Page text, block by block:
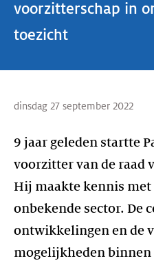
voorzitterschap in
toezicht
dinsdag 27 september 2022
9 jaar geleden startte
voorzitter van de raad
Hij maakte kennis met
onbekende sector. De
ontwikkelingen en de
mogelijkheden binnen